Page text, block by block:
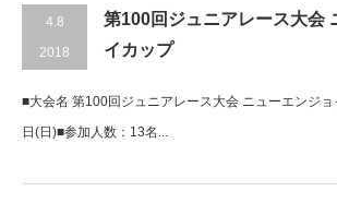
4.8
2018
第100回ジュニアレース大会
イカップ
■大会名 第100回ジュニアレース大会 ニューエンジ
日(日)■参加人数：13名...